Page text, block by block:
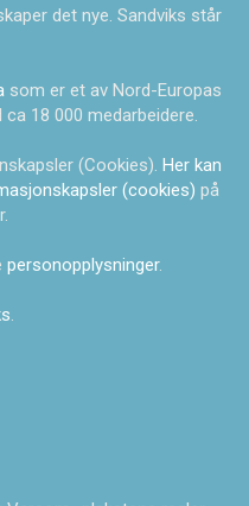
det nye. Sandviks står
som er et av Nord-Europas
18 000 medarbeidere.
(Cookies). Her kan
(cookies) på
personopplysninger.
.